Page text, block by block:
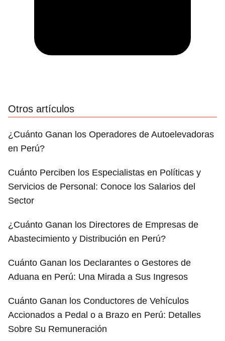
Otros artículos
¿Cuánto Ganan los Operadores de Autoelevadoras
en Perú?
Cuánto Perciben los Especialistas en Políticas y
Servicios de Personal: Conoce los Salarios del
Sector
¿Cuánto Ganan los Directores de Empresas de
Abastecimiento y Distribución en Perú?
Cuánto Ganan los Declarantes o Gestores de
Aduana en Perú: Una Mirada a Sus Ingresos
Cuánto Ganan los Conductores de Vehículos
Accionados a Pedal o a Brazo en Perú: Detalles
Sobre Su Remuneración